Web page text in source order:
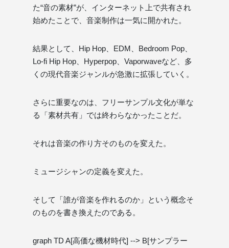
た“音の素材”が、インターネット上で共有され
始めたことで、音楽制作は一気に開かれた。
結果として、Hip Hop、EDM、Bedroom Pop、
Lo-fi Hip Hop、Hyperpop、Vaporwaveなど、多
くの現代音楽ジャンルが急激に拡張していく。
さらに重要なのは、フリーサンプル文化が単な
る「素材共有」では終わらなかったことだ。
それは音楽の作り方そのものを変えた。
ミュージシャンの定義を変えた。
そして「誰が音楽を作れるのか」という概念そ
のものを書き換えたのである。
graph TD A[高価な機材時代] --> B[サンプラー